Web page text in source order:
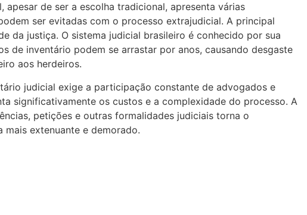
apesar de ser a escolha tradicional, apresenta várias
ser evitadas com o processo extrajudicial. A principal
da justiça. O sistema judicial brasileiro é conhecido por sua
de inventário podem se arrastar por anos, causando desgaste
aos herdeiros.
judicial exige a participação constante de advogados e
significativamente os custos e a complexidade do processo. A
petições e outras formalidades judiciais torna o
mais extenuante e demorado.